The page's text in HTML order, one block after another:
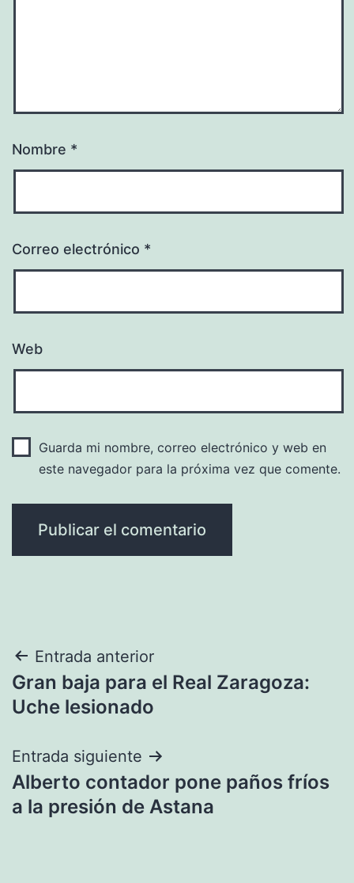
Nombre *
Correo electrónico *
Web
Guarda mi nombre, correo electrónico y web en
este navegador para la próxima vez que comente.
Navegación
de
Entrada anterior
Gran baja para el Real Zaragoza:
Uche lesionado
Entrada siguiente
Alberto contador pone paños fríos
a la presión de Astana